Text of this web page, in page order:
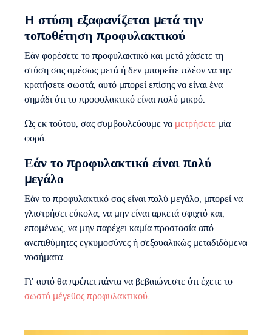
Η στύση εξαφανίζεται μετά την
τοποθέτηση προφυλακτικού
Εάν φορέσετε το προφυλακτικό και μετά χάσετε τη
στύση σας αμέσως μετά ή δεν μπορείτε πλέον να την
κρατήσετε σωστά, αυτό μπορεί επίσης να είναι ένα
σημάδι ότι το προφυλακτικό είναι πολύ μικρό.
Ως εκ τούτου, σας συμβουλεύουμε να μετρήσετε μία
φορά.
Εάν το προφυλακτικό είναι πολύ
μεγάλο
Εάν το προφυλακτικό σας είναι πολύ μεγάλο, μπορεί να
γλιστρήσει εύκολα, να μην είναι αρκετά σφιχτό και,
επομένως, να μην παρέχει καμία προστασία από
ανεπιθύμητες εγκυμοσύνες ή σεξουαλικώς μεταδιδόμενα
νοσήματα.
Γι' αυτό θα πρέπει πάντα να βεβαιώνεστε ότι έχετε το
σωστό μέγεθος προφυλακτικού.